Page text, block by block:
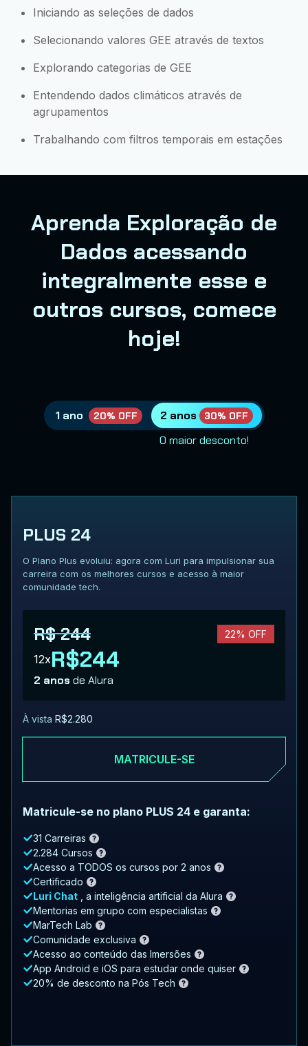
Iniciando as seleções de dados
Selecionando valores GEE através de textos
Explorando categorias de GEE
Entendendo dados climáticos através de
agrupamentos
Trabalhando com filtros temporais em estações
Aprenda Exploração de
Dados acessando
integralmente esse e
outros cursos, comece
hoje!
1 ano 20% OFF 2 anos 30% OFF
O maior desconto!
PLUS 24
O Plano Plus evoluiu: agora com Luri para impulsionar sua
carreira com os melhores cursos e acesso à maior
comunidade tech.
R$ 244 22% OFF
12xR$244
2 anosde Alura
À vista R$2.280
MATRICULE-SE
Matricule-se no plano PLUS 24 e garanta:
31 Carreiras
2.284 Cursos
Acesso a TODOS os cursos por 2 anos
Certificado
Luri Chat
, a inteligência artificial da Alura
Mentorias em grupo com especialistas
MarTech Lab
Comunidade exclusiva
Acesso ao conteúdo das Imersões
App Android e iOS para estudar onde quiser
20% de desconto na Pós Tech